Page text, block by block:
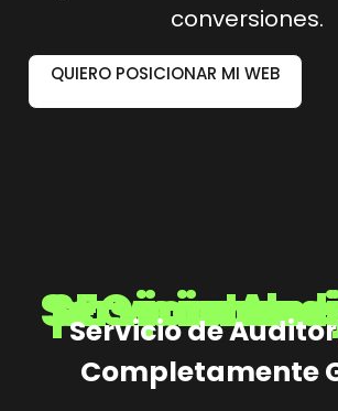
conversiones.
QUIERO POSICIONAR MI WEB
Servicio Auditoria SEO para mejorar tu posicionamiento web
Servicio de
Completamente